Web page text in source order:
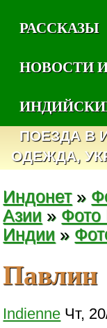
РАССКАЗЫ
НОВОСТИ
ПОЕЗДА В
ОДЕЖДА,
Индонет»
Азии » Фото
Индии »
Павлин
Indienne Чт,